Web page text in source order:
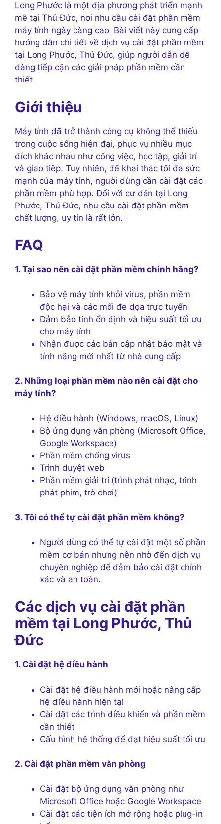
Long Phước là một địa phương phát triển mạnh
mẽ tại Thủ Đức, nơi nhu cầu cài đặt phần mềm
máy tính ngày càng cao. Bài viết này cung cấp
hướng dẫn chi tiết về dịch vụ cài đặt phần mềm
tại Long Phước, Thủ Đức, giúp người dân dễ
dàng tiếp cận các giải pháp phần mềm cần
thiết.
Giới thiệu
Máy tính đã trở thành công cụ không thể thiếu
trong cuộc sống hiện đại, phục vụ nhiều mục
đích khác nhau như công việc, học tập, giải trí
và giao tiếp. Tuy nhiên, để khai thác tối đa sức
mạnh của máy tính, người dùng cần cài đặt các
phần mềm phù hợp. Đối với cư dân tại Long
Phước, Thủ Đức, nhu cầu cài đặt phần mềm
chất lượng, uy tín là rất lớn.
FAQ
1. Tại sao nên cài đặt phần mềm chính hãng?
Bảo vệ máy tính khỏi virus, phần mềm
độc hại và các mối đe dọa trực tuyến
Đảm bảo tính ổn định và hiệu suất tối ưu
cho máy tính
Nhận được các bản cập nhật bảo mật và
tính năng mới nhất từ nhà cung cấp
2. Những loại phần mềm nào nên cài đặt cho
máy tính?
Hệ điều hành (Windows, macOS, Linux)
Bộ ứng dụng văn phòng (Microsoft Office,
Google Workspace)
Phần mềm chống virus
Trình duyệt web
Phần mềm giải trí (trình phát nhạc, trình
phát phim, trò chơi)
3. Tôi có thể tự cài đặt phần mềm không?
Người dùng có thể tự cài đặt một số phần
mềm cơ bản nhưng nên nhờ đến dịch vụ
chuyên nghiệp để đảm bảo cài đặt chính
xác và an toàn.
Các dịch vụ cài đặt phần
mềm tại Long Phước, Thủ
Đức
1. Cài đặt hệ điều hành
Cài đặt hệ điều hành mới hoặc nâng cấp
hệ điều hành hiện tại
Cài đặt các trình điều khiển và phần mềm
cần thiết
Cấu hình hệ thống để đạt hiệu suất tối ưu
2. Cài đặt phần mềm văn phòng
Cài đặt bộ ứng dụng văn phòng như
Microsoft Office hoặc Google Workspace
Cài đặt các tiện ích mở rộng hoặc plug-in